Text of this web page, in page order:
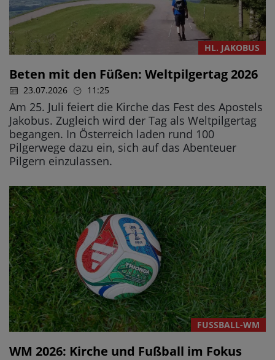
HL. JAKOBUS
Beten mit den Füßen: Weltpilgertag 2026
23.07.2026 11:25
Am 25. Juli feiert die Kirche das Fest des Apostels
Jakobus. Zugleich wird der Tag als Weltpilgertag
begangen. In Österreich laden rund 100
Pilgerwege dazu ein, sich auf das Abenteuer
Pilgern einzulassen.
FUSSBALL-WM
WM 2026: Kirche und Fußball im Fokus